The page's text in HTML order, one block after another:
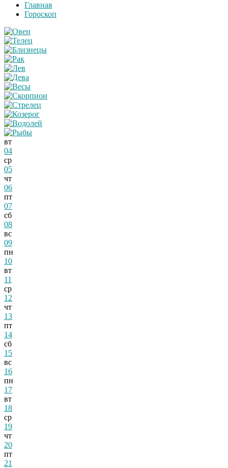
Главная
Гороскоп
вт
04
ср
05
чт
06
пт
07
сб
08
вс
09
пн
10
вт
11
ср
12
чт
13
пт
14
сб
15
вс
16
пн
17
вт
18
ср
19
чт
20
пт
21